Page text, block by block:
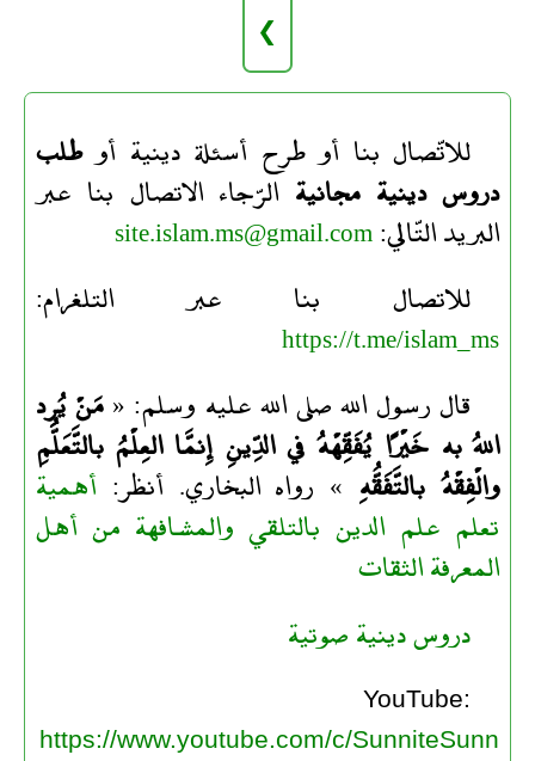
❯
للاتّصال بنا أو طرح أسئلة دينية أوطلب
دروس دينية مجانيةالرّجاء الاتصال بنا عبر
البريد التّالي:site.islam.ms@gmail.com
للاتصال بنا عبر التلغرام:
https://t.me/islam_ms
قال رسول الله صلى الله عليه وسلم: «مَنْ يُرِد
اللهُ به خَيْرًا يُفَقِّهْهُ في الدِّينِ إِنمَّا العِلْمُ بالتَّعَلُّمِ
والْفِقْهُ بالتَّفَقُّهِ » رواه البخاري. أنظر: أهمية
تعلم علم الدين بالتلقي والمشافهة من أهل
المعرفة الثقات
دروس دينية صوتية
YouTube:
https://www.youtube.com/c/SunniteSunn